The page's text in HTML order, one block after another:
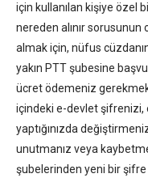
için kullanılan kişiye özel
nereden alınır sorusunun
almak için, nüfus
yakın PTT şubesine
ücret ödemeniz
içindeki e-devlet
yaptığınızda
unutmanız veya
şubelerinden yeni bir